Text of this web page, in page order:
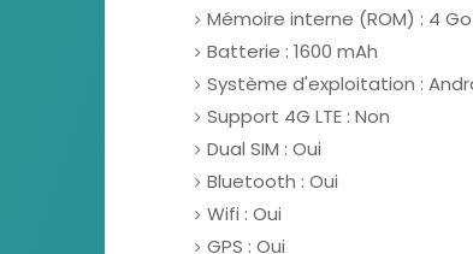
Mémoire interne (ROM) : 4
Batterie : 1600 mAh
Système d'exploitation :
Support 4G LTE : Non
Dual SIM : Oui
Bluetooth : Oui
Wifi : Oui
GPS : Oui